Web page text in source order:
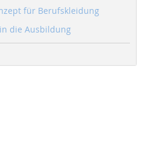
für Berufskleidung
die Ausbildung